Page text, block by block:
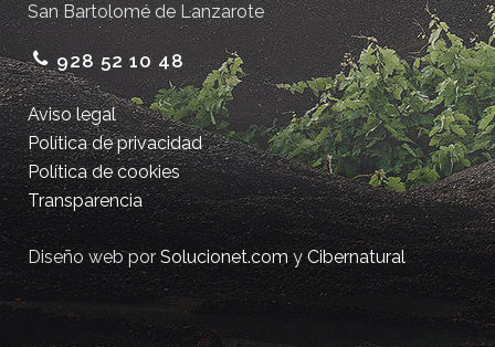
San Bartolomé de Lanzarote
928 52 10 48
Aviso legal
Política de privacidad
Política de cookies
Transparencia
Diseño web porSolucionet.comyCibernatural